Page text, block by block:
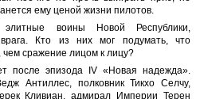
ему ценой жизни пилотов.
воины Новой Республики,
Кто из них мог подумать, что
сражение лицом к лицу?
после эпизода IV «Новая надежда».
Антиллес, полковник Тикхо Селчу,
Кливиан, адмирал Империи Терен